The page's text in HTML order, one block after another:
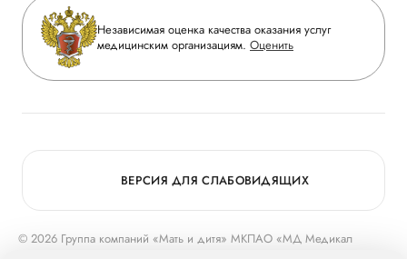
Инвесторам
Журнал «Мать и дитя»
Вакансии
Медицинский туризм
Вопрос-ответ
Приложение пациента
Статьи
Независимая оценка качества оказания услуг
медицинским организациям. Оценить
© 2026 Группа компаний «Мать и дитя» МКПАО «МД Медикал
ВЕРСИЯ ДЛЯ СЛАБОВИДЯЩИХ